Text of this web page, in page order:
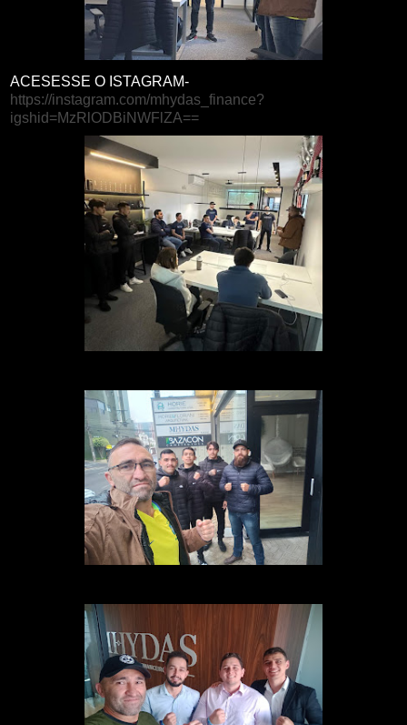
ACESESSE O ISTAGRAM-
https://instagram.com/mhydas_finance?
igshid=MzRlODBiNWFlZA==